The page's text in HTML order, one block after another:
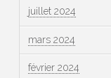
juillet 2024
mars 2024
février 2024